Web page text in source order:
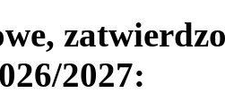
2027: